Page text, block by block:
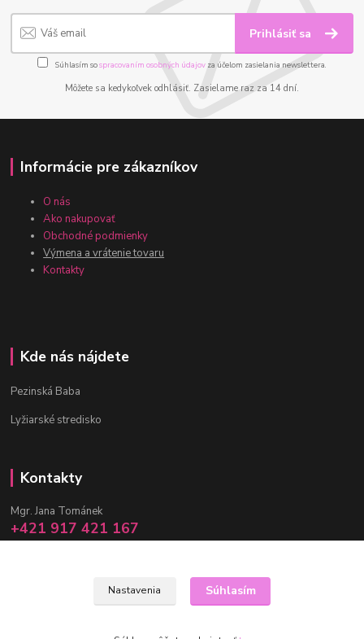
Prihlásiť sa
Súhlasím sospracovaním osobných údajov za účelom zasielania newslettera.
Môžete sa kedykoľvek odhlásiť. Zasielame raz za 14 dní.
Informácie pre zákazníkov
O nás
Ako nakupovať
Obchodné podmienky
Výmena a vrátenie tovaru
Kontakty
Kde nás nájdete
Pezinská Baba
Lyžiarské stredisko
Kontakty
Mgr. Jana Tománek
+421 917 421 167
(Po-Pia, 10 -17 hod.)
Nastavenia Súhlasím